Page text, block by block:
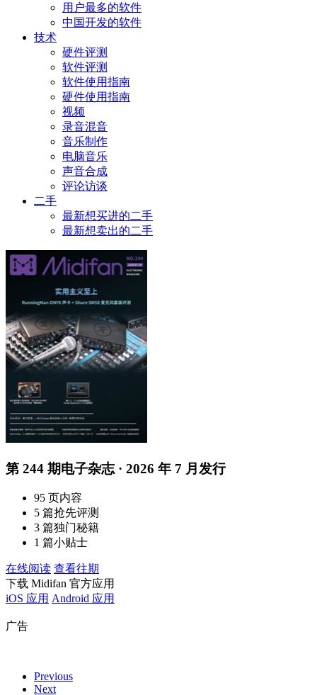
用户最多的软件
中国开发的软件
技术
硬件评测
软件评测
软件使用指南
硬件使用指南
视频
录音混音
音乐制作
电脑音乐
声音合成
评论访谈
二手
最新想买进的二手
最新想卖出的二手
第 244 期电子杂志 · 2026 年 7 月发行
95 页内容
5 篇抢先评测
3 篇独门秘籍
1 篇小贴士
在线阅读 查看往期
下载 Midifan 官方应用
iOS 应用 Android 应用
广告
Previous
Next